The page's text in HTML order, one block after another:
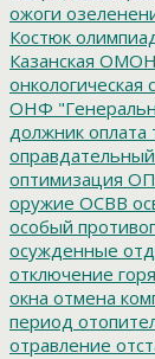
ожоги
Костюк
Казанская ОМОН
онкологическая
ОНФ
должник оплата
оптимизация
оружие ОСВВ
особый
осужденные
отключение
окна отмена
период
отравление